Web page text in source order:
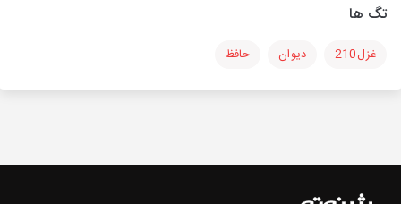
تگ ها
غزل210 دیوان حافظ